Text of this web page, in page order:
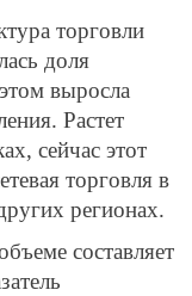
торговли
доля
выросла
Растет
сейчас этот
торговля в
регионах.
составляет